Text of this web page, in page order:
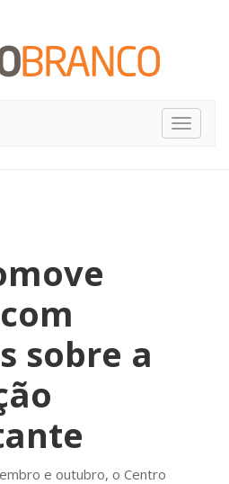
Toggle
sobre a
e outubro, o Centro